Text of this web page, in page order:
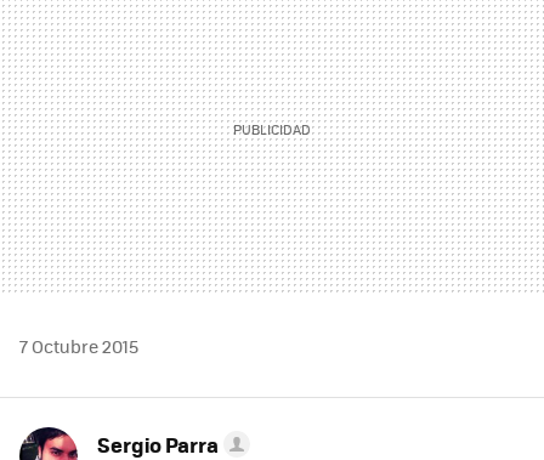
7 Octubre 2015
Sergio Parra